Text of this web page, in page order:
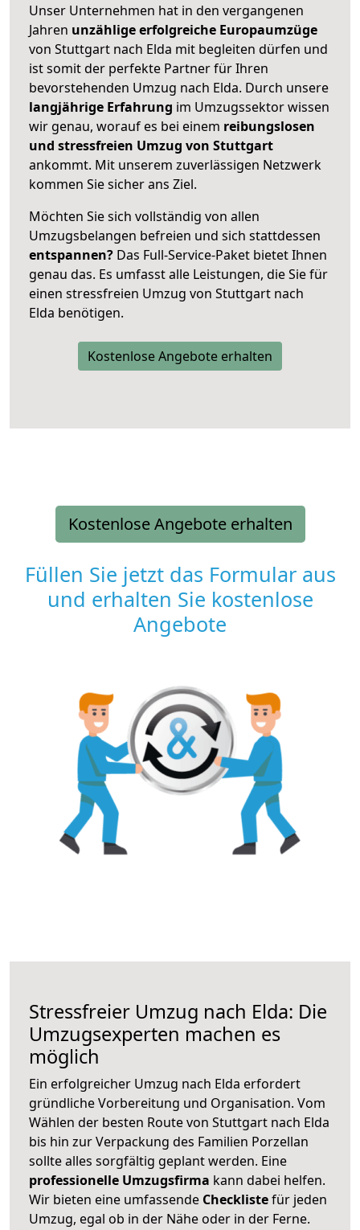
Unser Unternehmen hat in den vergangenen
Jahren unzählige erfolgreiche Europaumzüge
von Stuttgart nach Elda mit begleiten dürfen und
ist somit der perfekte Partner für Ihren
bevorstehenden Umzug nach Elda. Durch unsere
langjährige Erfahrung im Umzugssektor wissen
wir genau, worauf es bei einem reibungslosen
und stressfreien Umzug von Stuttgart
ankommt. Mit unserem zuverlässigen Netzwerk
kommen Sie sicher ans Ziel.
Möchten Sie sich vollständig von allen
Umzugsbelangen befreien und sich stattdessen
entspannen? Das Full-Service-Paket bietet Ihnen
genau das. Es umfasst alle Leistungen, die Sie für
einen stressfreien Umzug von Stuttgart nach
Elda benötigen.
Kostenlose Angebote erhalten
Kostenlose Angebote erhalten
Füllen Sie jetzt das Formular aus
und erhalten Sie kostenlose
Angebote
Stressfreier Umzug nach Elda: Die
Umzugsexperten machen es
möglich
Ein erfolgreicher Umzug nach Elda erfordert
gründliche Vorbereitung und Organisation. Vom
Wählen der besten Route von Stuttgart nach Elda
bis hin zur Verpackung des Familien Porzellan
sollte alles sorgfältig geplant werden. Eine
professionelle Umzugsfirma kann dabei helfen.
Wir bieten eine umfassende Checklistefür jeden
Umzug, egal ob in der Nähe oder in der Ferne.